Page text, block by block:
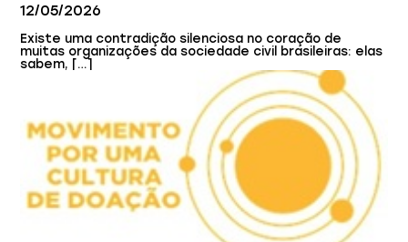
12/05/2026
Existe uma contradição silenciosa no coração de
muitas organizações da sociedade civil brasileiras: elas
sabem, […]